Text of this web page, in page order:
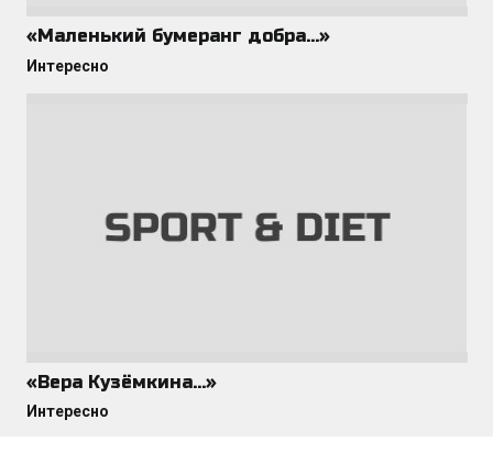
«Маленький бумеранг добра…»
Интересно
«Вера Кузёмкина…»
Интересно